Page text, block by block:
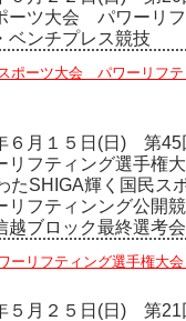
ーツ大会 パワーリ
ベンチプレス競技
ポーツ大会 パワーリフ
６月１５日(日) 第45
リフティング選手権大
たSHIGA輝く国民ス
リフティンング公開
越ブロック最終選考会
ーリフティング選手権大
５月２５日(日) 第21